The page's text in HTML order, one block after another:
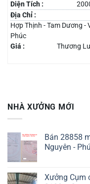
Diện Tích :
Địa Chỉ :
Hợp Thịnh - Tam Dương -
Phúc
Giá :
Thương
NHÀ XƯỞNG MỚI
Bán 28858
Nguyên -
Xưởng Cụm